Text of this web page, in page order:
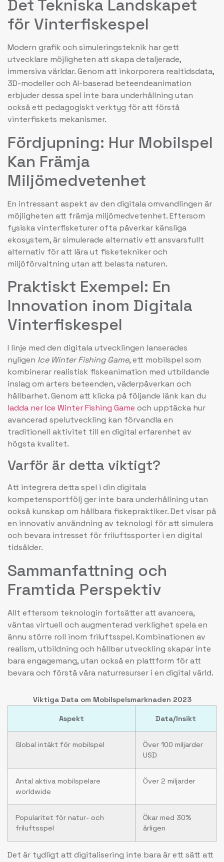
Det Tekniska Landskapet
för Vinterfiskespel
Modern grafik och simuleringsteknik har gett
utvecklare möjligheten att skapa detaljerade,
immersiva världar. Genom att inkorporera realtidsdata,
3D-modeller och AI-baserad beteendeanimation
erbjuder dessa spel inte bara underhållning utan
också ett pedagogiskt verktyg för att förstå
vinterfiskets mekanismer.
Fördjupning: Hur Mobilspel
Kan Främja
Miljömedvetenhet
En intressant aspekt av den digitala omvandlingen är
möjligheten att främja miljömedvetenhet. Eftersom
fysiska vinterfisketurer ofta påverkar känsliga
ekosystem, är simulerade alternativ ett ansvarsfullt
alternativ för att lära ut fisketekniker och
miljöförvaltning utan att belasta naturen.
Praktiskt Exempel: En
Innovation inom Digitala
Vinterfiskespel
I linje med den digitala utvecklingen lanserades
nyligen Ice Winter Fishing Game, ett mobilspel som
kombinerar realistisk fiskeanimation med utbildande
inslag om arters beteenden, väderpåverkan och
hållbarhet. Genom att klicka på följande länk kan du
ladda ner Ice Winter Fishing Game och upptäcka hur
avancerad spelutveckling kan förvandla en
traditionell aktivitet till en digital erfarenhet av
högsta kvalitet.
Varför är detta viktigt?
Att integrera detta spel i din digitala
kompetensportfölj ger inte bara underhållning utan
också kunskap om hållbara fiskepraktiker. Det visar på
en innovativ användning av teknologi för att simulera
och bevara intresset för friluftssporter i en digital
tidsålder.
Sammanfattning och
Framtida Perspektiv
Allt eftersom teknologin fortsätter att avancera,
väntas virtuell och augmenterad verklighet spela en
ännu större roll inom friluftsspel. Kombinationen av
realism, utbildning och hållbar utveckling skapar inte
bara engagemang, utan också en plattform för att
bevara och förstå våra naturresurser i en digital värld.
Viktiga Data om Mobilspelsmarknaden 2023
Aspekt Data/Insikt
Global intäkt för mobilspel
Över 100 miljarder
USD
Antal aktiva mobilspelare
worldwide
Över 2 miljarder
Popularitet för natur- och
friluftsspel
Ökar med 30%
årligen
Det är tydligt att digitalisering inte bara är ett sätt att